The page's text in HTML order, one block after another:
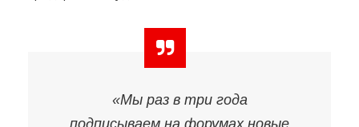
«Мы раз в три года